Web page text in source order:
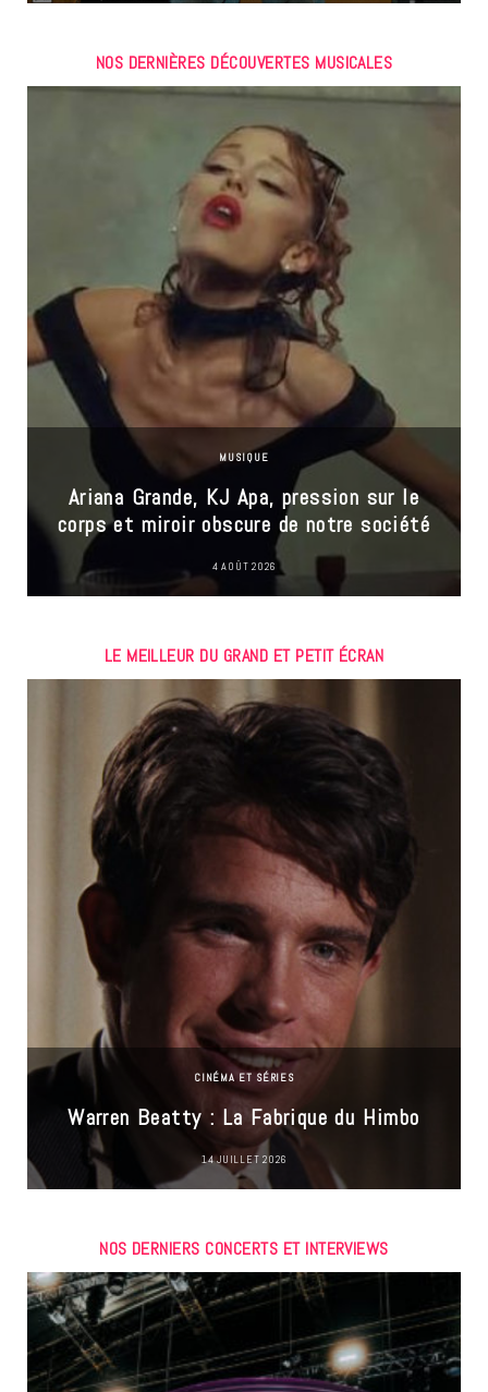
NOS DERNIÈRES DÉCOUVERTES MUSICALES
MUSIQUE
Ariana Grande, KJ Apa, pression sur le
corps et miroir obscure de notre société
4 AOÛT 2026
LE MEILLEUR DU GRAND ET PETIT ÉCRAN
CINÉMA ET SÉRIES
Warren Beatty : La Fabrique du Himbo
14 JUILLET 2026
NOS DERNIERS CONCERTS ET INTERVIEWS